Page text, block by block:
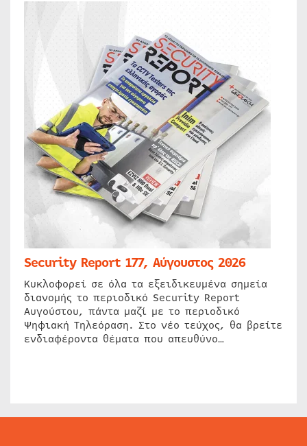
Security Report 177, Αύγουστος 2026
Κυκλοφορεί σε όλα τα εξειδικευμένα σημεία
διανομής το περιοδικό Security Report
Αυγούστου, πάντα μαζί με το περιοδικό
Ψηφιακή Τηλεόραση. Στο νέο τεύχος, θα βρείτε
ενδιαφέροντα θέματα που απευθύνο…